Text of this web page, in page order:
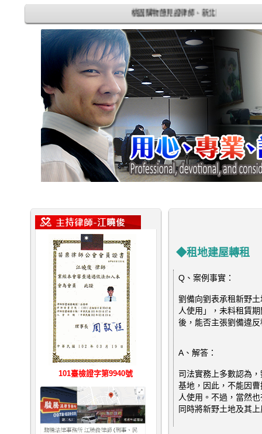
桃園購物節見證律師、新北購物節見證律師
101臺檢證字第9940號
◆租地建屋轉租
Q、案例事實：
劉備向劉表承租新野
人使用」，未料租賃
後，能否主張劉備違
A、解答：
司法實務上多數認為
基地，因此，不能因
人使用。不過，當然
同時將新野土地及其